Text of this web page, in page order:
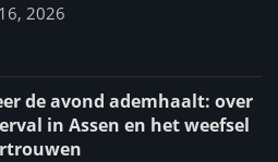
2026
de avond ademhaalt: over
in Assen en het weefsel